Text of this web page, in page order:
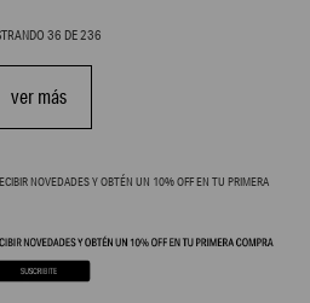
36 DE236
ver más
NOVEDADES Y OBTÉN UN 10% OFF EN TU PRIMERA